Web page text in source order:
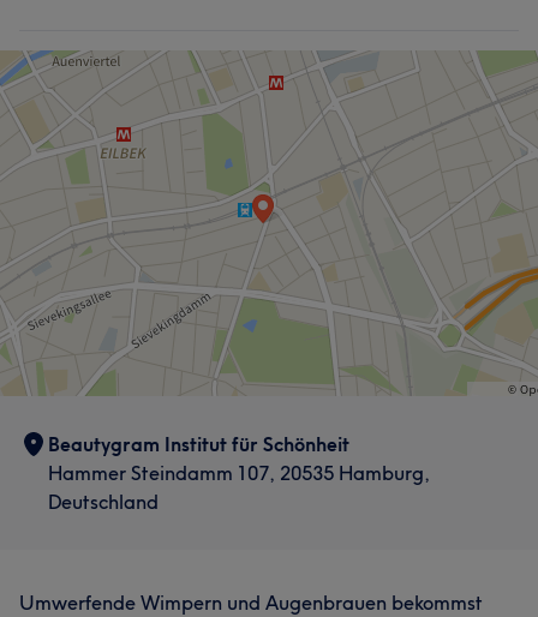
Beautygram Institut für Schönheit
Hammer Steindamm 107, 20535 Hamburg,
Deutschland
Umwerfende Wimpern und Augenbrauen bekommst